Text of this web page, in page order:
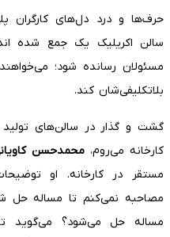
حرف‌ها و درد دل‌های کارگران
سالن اکریلیک یک جمع شده
مسئولان رسانده شود؛
بلاتکلیفی‌شان کند.
گشت و گذار در سالن‌های تولید
کارخانه می‌روم، محمدحسن
مستقر در کارخانه. او
مصاحبه نمی‌کنم تا مساله حل
مساله حل می‌شود؟ می‌گوید